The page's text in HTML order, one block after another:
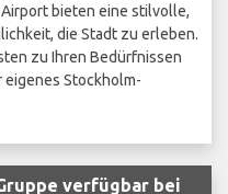
bieten eine stilvolle,
die Stadt zu erleben.
zu Ihren Bedürfnissen
eigenes Stockholm-
verfügbar bei